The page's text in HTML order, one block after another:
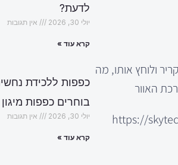
ולוחץ אותו, מה
האוור
https://
לדעת?
יולי 30, 2026 אין תגובות
קרא עוד »
כפפות ללכידת
בוחרים כפפות
יולי 30, 2026 אין תגובות
קרא עוד »